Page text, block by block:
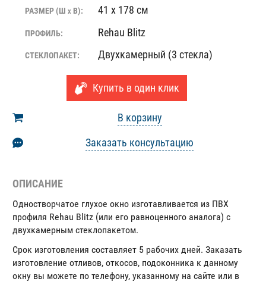
РАЗМЕР (Ш X В): 41 x 178 см
ПРОФИЛЬ: Rehau Blitz
СТЕКЛОПАКЕТ: Двухкамерный (3 стекла)
Купить в один клик
В корзину
Заказать консультацию
ОПИСАНИЕ
Одностворчатое глухое окно изготавливается из ПВХ
профиля Rehau Blitz (или его равноценного аналога) с
двухкамерным стеклопакетом.
Срок изготовления составляет 5 рабочих дней. Заказать
изготовление отливов, откосов, подоконника к данному
окну вы можете по телефону, указанному на сайте или в